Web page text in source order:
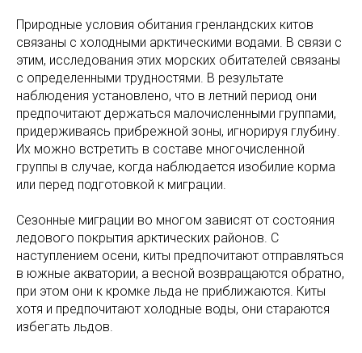
Природные условия обитания гренландских китов
связаны с холодными арктическими водами. В связи с
этим, исследования этих морских обитателей связаны
с определенными трудностями. В результате
наблюдения установлено, что в летний период они
предпочитают держаться малочисленными группами,
придерживаясь прибрежной зоны, игнорируя глубину.
Их можно встретить в составе многочисленной
группы в случае, когда наблюдается изобилие корма
или перед подготовкой к миграции.
Сезонные миграции во многом зависят от состояния
ледового покрытия арктических районов. С
наступлением осени, киты предпочитают отправляться
в южные акватории, а весной возвращаются обратно,
при этом они к кромке льда не приближаются. Киты
хотя и предпочитают холодные воды, они стараются
избегать льдов.